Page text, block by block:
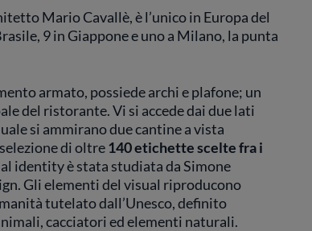
Mario Cavallè, è l’unico in Europa del
9 in Giappone e uno a Milano, la punta
armato, possiede archi e plafone; un
del ristorante. Vi si accede dai due lati
si ammirano due cantine a vista
di oltre140 etichettescelte fra i
identity è stata studiata da Simone
Gli elementi del visual riproducono
tutelato dall’Unesco, definito
cacciatori ed elementi naturali.